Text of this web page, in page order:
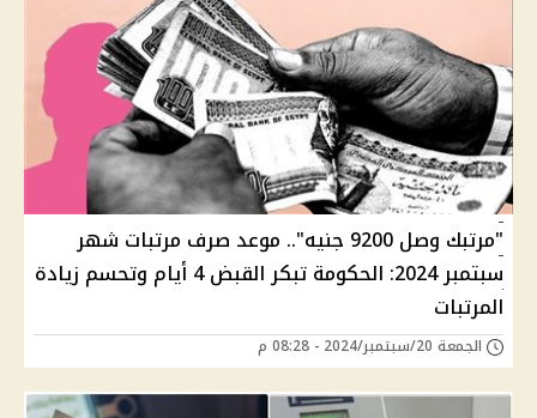
"مرتبك وصل 9200 جنيه".. موعد صرف مرتبات شهر
سبتمبر 2024: الحكومة تبكر القبض 4 أيام وتحسم زيادة
المرتبات
الجمعة 20/سبتمبر/2024 - 08:28 م